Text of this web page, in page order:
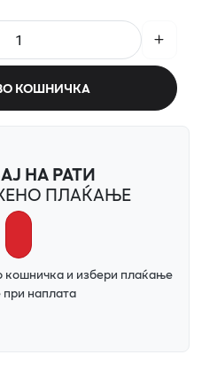
КОШНИЧКА
НА РАТИ
ПЛАЌАЊЕ
кошничка и избери плаќање
наплата